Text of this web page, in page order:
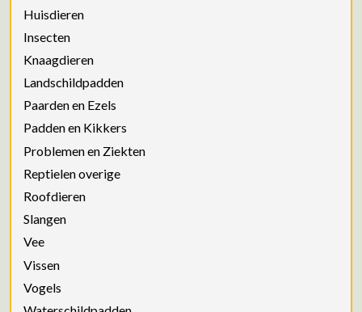
Huisdieren
Insecten
Knaagdieren
Landschildpadden
Paarden en Ezels
Padden en Kikkers
Problemen en Ziekten
Reptielen overige
Roofdieren
Slangen
Vee
Vissen
Vogels